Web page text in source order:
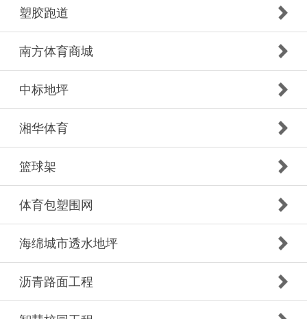
塑胶跑道
南方体育商城
中标地坪
湘华体育
篮球架
体育包塑围网
海绵城市透水地坪
沥青路面工程